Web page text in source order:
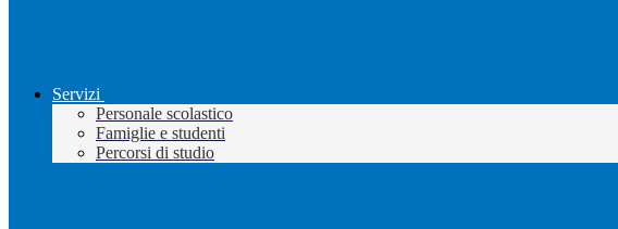
Servizi
Personale scolastico
Famiglie e studenti
Percorsi di studio